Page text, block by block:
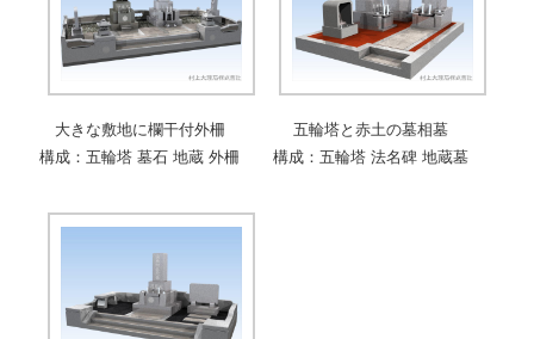
大きな敷地に欄干付外柵
構成：五輪塔 墓石 地蔵 外柵
五輪塔と赤土の墓相墓
構成：五輪塔 法名碑 地蔵墓